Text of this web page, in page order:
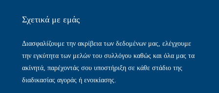
Σχετικά με εμάς​
Διασφαλίζουμε την ακρίβεια των δεδομένων μας, ελέγχουμε
την εγκύτητα των μελών του συλλόγου καθώς και όλα μας τα
ακίνητά, παρέχοντάς σου υποστήριξη σε κάθε στάδιο της
διαδικασίας αγοράς ή ενοικίασης.